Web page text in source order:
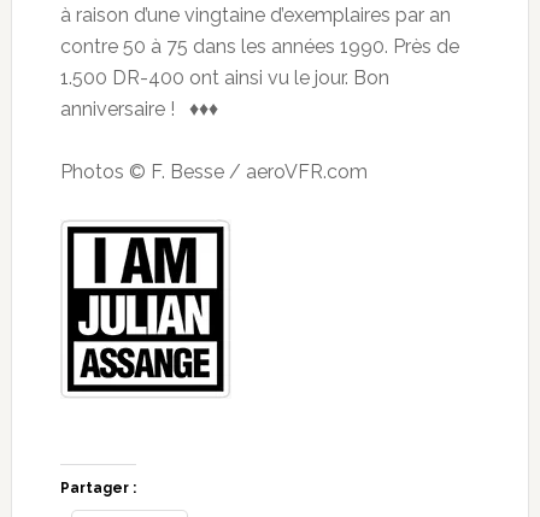
à raison d’une vingtaine d’exemplaires par an
contre 50 à 75 dans les années 1990. Près de
1.500 DR-400 ont ainsi vu le jour. Bon
anniversaire ! ♦♦♦
Photos © F. Besse / aeroVFR.com
Partager :